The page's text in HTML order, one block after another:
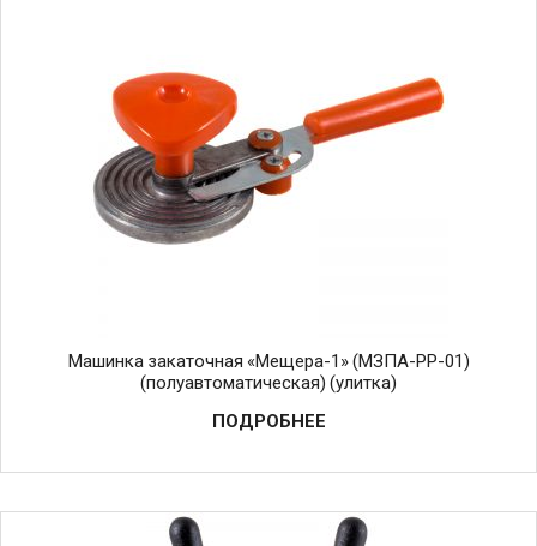
Машинка закаточная «Мещера-1» (МЗПА-РР-01)
(полуавтоматическая) (улитка)
ПОДРОБНЕЕ